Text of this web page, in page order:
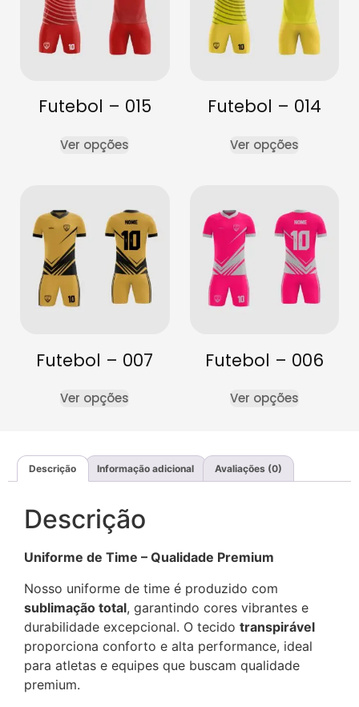
Futebol – 015
Ver opções
Futebol – 014
Ver opções
Futebol – 007
Ver opções
Futebol – 006
Ver opções
Descrição Informação adicional Avaliações (0)
Descrição
Uniforme de Time – Qualidade Premium
Nosso uniforme de time é produzido com
sublimação total, garantindo cores vibrantes e
durabilidade excepcional. O tecido transpirável
proporciona conforto e alta performance, ideal
para atletas e equipes que buscam qualidade
premium.